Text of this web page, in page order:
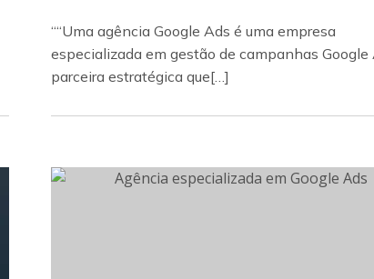
““Uma agência Google Ads é uma empresa
especializada em gestão de campanhas Google
parceira estratégica que[…]